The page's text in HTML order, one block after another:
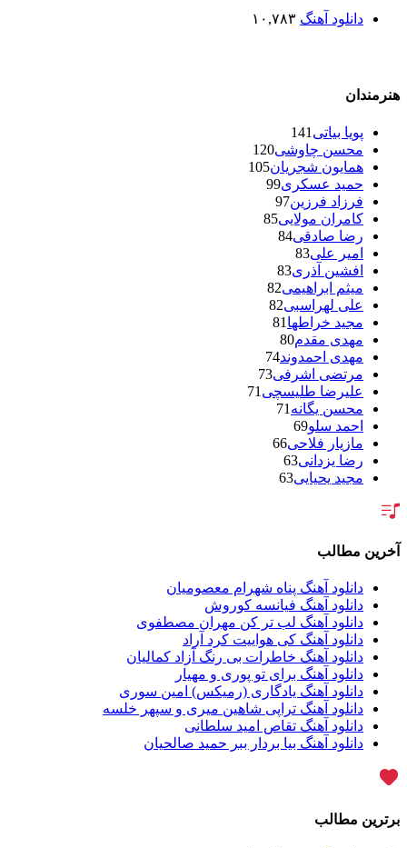
دانلود آهنگ ۱۰,۷۸۳
هنرمندان
پویا بیاتی 141
محسن چاوشی120
همایون شجریان105
حمید عسکری99
فرزاد فرزین97
کامران مولایی85
رضا صادقی84
امیر علی83
افشین آذری83
میثم ابراهیمی82
علی لهراسبی82
مجید خراطها 81
مهدی مقدم80
مهدی احمدوند74
مرتضی اشرفی73
علیرضا طلیسچی 71
محسن یگانه 71
احمد سلو69
مازیار فلاحی66
رضا یزدانی63
مجید یحیایی63
فریدون آسرایی
محسن ابراهیم زاده
سامان جلیلی54
حجت اشرف زاده54
پازل بند54
بهنام علمشاهی54
امید جهان52
علی عبدالمالکی50
احسان خواجه امیری50
محمد علیزاده50
محسن یاحقی46
علیرضا قربانی45
ماکان بند45
عماد طالب زاده
آخرین مطالب
دانلود آهنگ پناه شهرام معصومیان
دانلود آهنگ فیانسه کوروش
دانلود آهنگ لب تر کن مهران مصطفوی
دانلود آهنگ کی هواییت کرد آراد
دانلود آهنگ خاطرات بی رنگ آزاد کمالیان
دانلود آهنگ برای تو پوری و مهیار
دانلود آهنگ یادگاری (رمیکس) امین سوری
دانلود آهنگ تراپی شاهین میری و سپهر خلسه
دانلود آهنگ تقاص امید سلطانی
دانلود آهنگ بیا بردار ببر حمید صالحیان
برترین مطالب